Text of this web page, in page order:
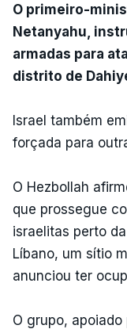
O primeiro-
Netanyahu,
armadas para
distrito de
Israel também
forçada para
O Hezbollah
que prossegue
israelitas perto
Líbano, um sítio
anunciou ter
O grupo,